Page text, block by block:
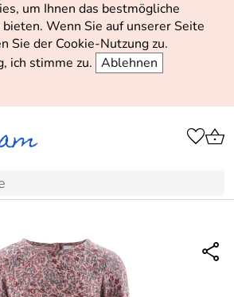
um Ihnen das bestmögliche
Wenn Sie auf unserer Seite
Sie der Cookie-Nutzung zu.
ich stimme zu. Ablehnen